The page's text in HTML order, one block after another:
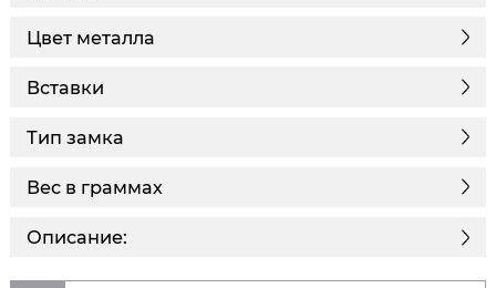
Цвет металла
Вставки
Тип замка
Описание:
Вес в граммах